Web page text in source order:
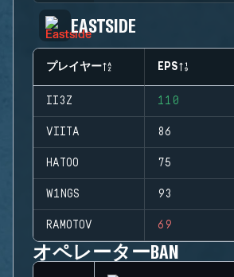
EASTSIDE
プレイヤー EPS
II3Z 110
VIITA 86
HATOO 75
W1NGS 93
RAMOTOV 69
オペレーターBAN